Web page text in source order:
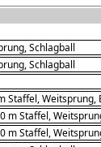
Schlagball
Schlagball
Staffel, Weitsprung,
m Staffel,
m Staffel,